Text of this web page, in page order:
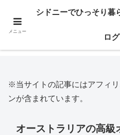
※当サイトの記事にはアフィリエイト
※当サイトの記事にはアフィ
ンが含まれています。
オーストラリアの高級
メニュー
シドニーでひっそり暮
ログ